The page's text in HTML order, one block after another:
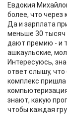
Евдокия
более, что
Да и зарплата
меньше 30 тысяч
дают премию - и
ашкаульские,
Интересуюсь,
ответ слышу, что
комплекс
знают, какую
чтобы каждая